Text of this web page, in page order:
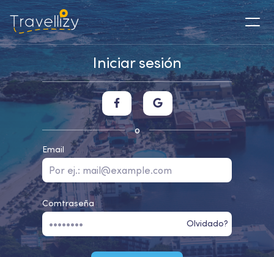
Iniciar sesión
o
Email
Comtraseña
Olvidado?